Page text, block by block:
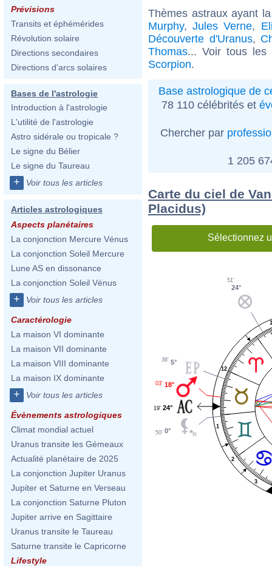
Prévisions
Transits et éphémérides
Révolution solaire
Directions secondaires
Directions d'arcs solaires
Bases de l'astrologie
Introduction à l'astrologie
L'utilité de l'astrologie
Astro sidérale ou tropicale ?
Le signe du Bélier
Le signe du Taureau
+ Voir tous les articles
Articles astrologiques
Aspects planétaires
La conjonction Mercure Vénus
La conjonction Soleil Mercure
Lune AS en dissonance
La conjonction Soleil Vénus
+ Voir tous les articles
Caractérologie
La maison VI dominante
La maison VII dominante
La maison VIII dominante
La maison IX dominante
+ Voir tous les articles
Évènements astrologiques
Climat mondial actuel
Uranus transite les Gémeaux
Actualité planétaire de 2025
La conjonction Jupiter Uranus
Jupiter et Saturne en Verseau
La conjonction Saturne Pluton
Jupiter arrive en Sagittaire
Uranus transite le Taureau
Saturne transite le Capricorne
Lifestyle
Thèmes astraux ayant
Murphy,Jules Verne,
Découverte d'Uranus,
Thomas... Voir tous les
Scorpion.
Base astrologique de
78 110 célébrités et
Chercher par
1 205
Carte du ciel de
Placidus)
Sélectionnez
1
2
3
12
24°
51'
5°
36'
18°
03'
24°
19'
0°
50'